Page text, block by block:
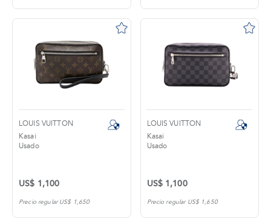
LOUIS VUITTON
Kasai
Usado
US$ 1,100
Precio regular US$ 1,650
LOUIS VUITTON
Kasai
Usado
US$ 1,100
Precio regular US$ 1,650